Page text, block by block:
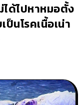
ด้ไปหาหมอตั้ง
นโรคเนื้อเน่า